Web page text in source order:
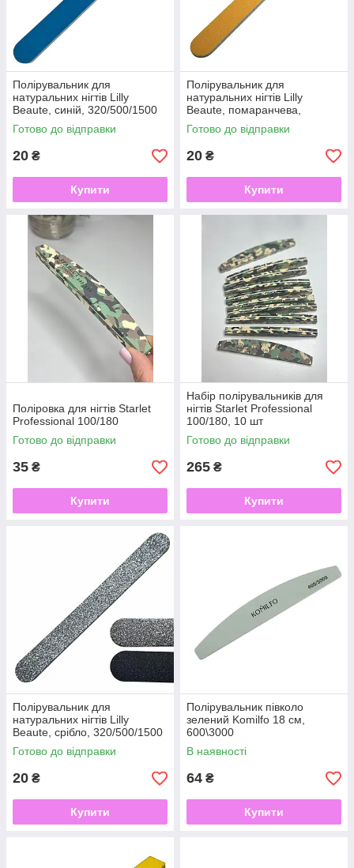
Полірувальник для
натуральних нігтів Lilly
Beaute, синій, 320/500/1500
Готово до відправки
20 ₴
Купити
Полірувальник для
натуральних нігтів Lilly
Beaute, помаранчева,
320/500/1500
Готово до відправки
20 ₴
Купити
Поліровка для нігтів Starlet
Professional 100/180
Готово до відправки
35 ₴
Купити
Набір полірувальників для
нігтів Starlet Professional
100/180, 10 шт
Готово до відправки
265 ₴
Купити
Полірувальник для
натуральних нігтів Lilly
Beaute, срібло, 320/500/1500
Готово до відправки
20 ₴
Купити
Полірувальник півколо
зелений Komilfo 18 см,
600\3000
В наявності
64 ₴
Купити